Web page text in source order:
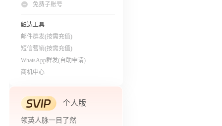
免费子账号
触达工具
邮件群发(按需充值)
短信营销(按需充值)
WhatsApp群发(自助申请)
商机中心
个人版
领英人脉一目了然